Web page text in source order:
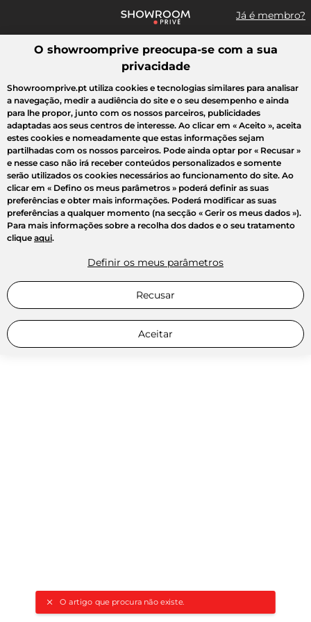
Já é membro?
Pesquisar uma marca, um artigo, uma venda...
O artigo que procura não existe.
Todas as vendas Moda Desporto Casa Criança Beleza
O showroomprive preocupa-se com a sua
privacidade
Showroomprive.pt utiliza cookies e tecnologias similares para analisar
a navegação, medir a audiência do site e o seu desempenho e ainda
para lhe propor, junto com os nossos parceiros, publicidades
adaptadas aos seus centros de interesse. Ao clicar em « Aceito », aceita
estes cookies e nomeadamente que estas informações sejam
partilhadas com os nossos parceiros. Pode ainda optar por « Recusar »
e nesse caso não irá receber conteúdos personalizados e somente
serão utilizados os cookies necessários ao funcionamento do site. Ao
clicar em « Defino os meus parâmetros » poderá definir as suas
preferências e obter mais informações. Poderá modificar as suas
preferências a qualquer momento (na secção « Gerir os meus dados »).
Para mais informações sobre a recolha dos dados e o seu tratamento
clique aqui.
Definir os meus parâmetros
Recusar
Aceitar